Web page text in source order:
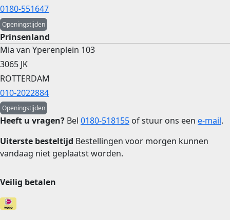
0180-551647
Openingstijden
Prinsenland
Mia van Yperenplein 103
3065 JK
ROTTERDAM
010-2022884
Openingstijden
Heeft u vragen? Bel 0180-518155 of stuur ons een e-mail.
Uiterste besteltijd Bestellingen voor morgen kunnen
vandaag niet geplaatst worden.
Veilig betalen